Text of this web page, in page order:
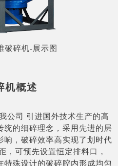
破碎机-展示图
机概述
公司 引进国外技术生产的高
统的细碎理念，采用先进的层
响，破碎效率高实现了划时代
，可预先设置恒定排料口，
特殊设计的破碎腔内形成均匀